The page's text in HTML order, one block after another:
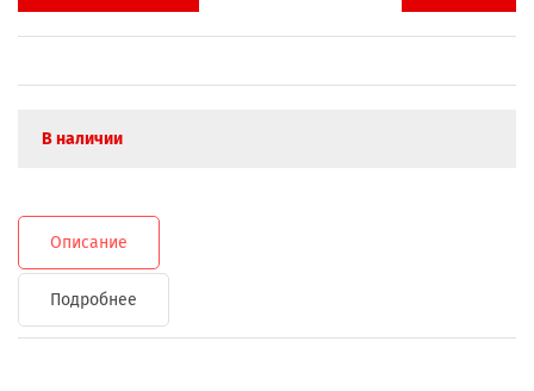
В наличии
Описание
Подробнее